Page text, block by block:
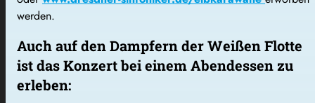
werden.
Auch auf den Dampfern der Weißen Flotte
ist das Konzert bei einem Abendessen zu
erleben: